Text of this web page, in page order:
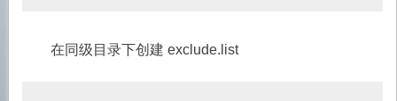
在同级目录下创建 exclude.list